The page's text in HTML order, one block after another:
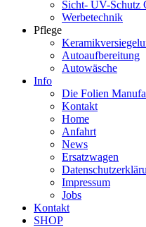
Sicht- UV-Schutz
Werbetechnik
Pflege
Autoaufbereitung
Autowäsche
Info
Die Folien
Kontakt
Home
Anfahrt
News
Ersatzwagen
Impressum
Jobs
Kontakt
SHOP